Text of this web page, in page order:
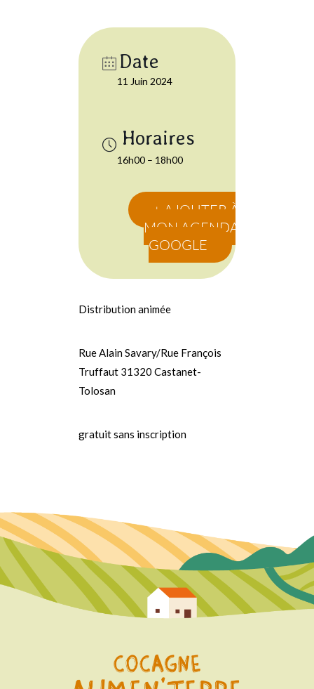
Date
11 Juin 2024
16h00 – 18h00
+ AJOUTER À
MON AGENDA
GOOGLE
Distribution animée
Rue Alain Savary/Rue François
Truffaut 31320 Castanet-
Tolosan
gratuit sans inscription